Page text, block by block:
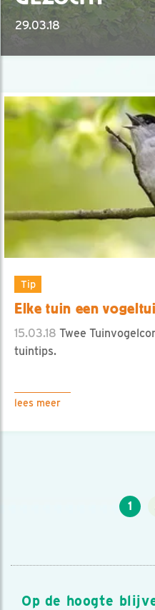
29.03.18
Tip
Elke tuin een
15.03.18 Twee
tuintips.
lees meer
1
Op de hoogte